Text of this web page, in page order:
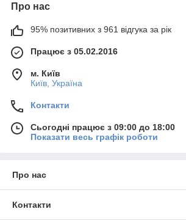
Про нас
95% позитивних з 961 відгука за рік
Працює з 05.02.2016
м. Київ
Київ, Україна
Контакти
Сьогодні працює з 09:00 до 18:00
Показати весь графік роботи
Про нас
Контакти